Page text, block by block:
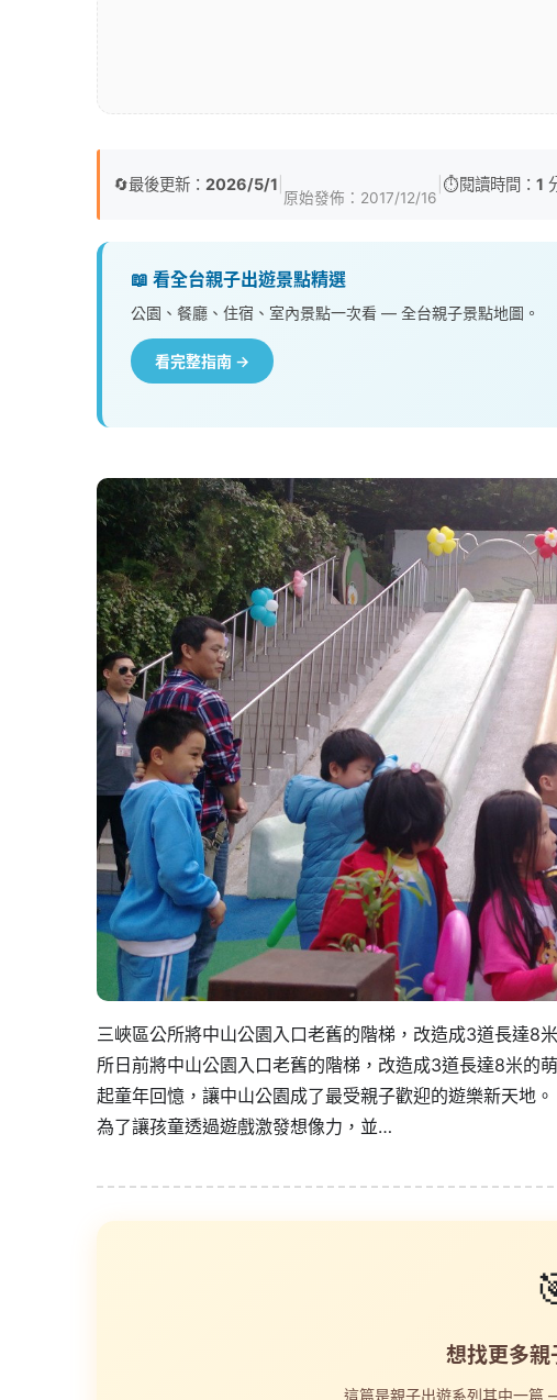
🔄最後更新： 2026/5/1
原始發佈： 2017/12/16
⏱️閱讀時間： 1
📖 看全台親子出遊景點精選
公園、餐廳、住宿、室內景點一次看 — 全台親子景點地圖。
看完整指南 →
三峽區公所將中山公園入口老舊的階梯，改造成3道長達8
所日前將中山公園入口老舊的階梯，改造成3道長達8米的
起童年回憶，讓中山公園成了最受親子歡迎的遊樂新天地
為了讓孩童透過遊戲激發想像力，並…
想找更多親
這篇是親子出遊系列其中一篇